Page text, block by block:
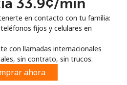
con
o
en contacto con tu familia:
fijos y celulares en
con llamadas internacionales
sin contrato, sin trucos.
ahora